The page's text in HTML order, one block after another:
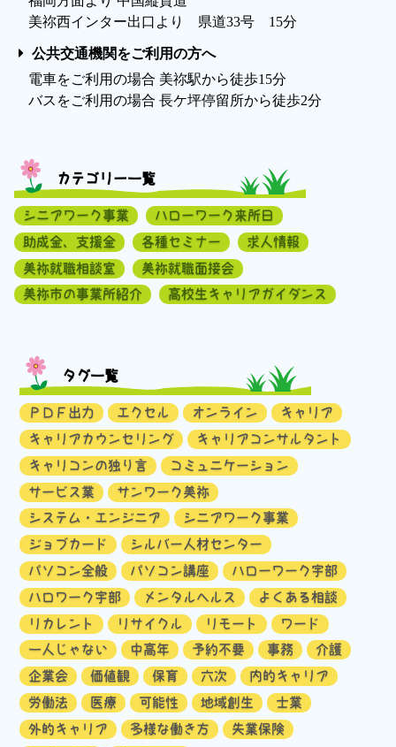
美祢西インター出口より 県道33号 15分
公共交通機関をご利用の方へ
電車をご利用の場合 美祢駅から徒歩15分
バスをご利用の場合 長ケ坪停留所から徒歩2分
カテゴリー一覧
シニアワーク事業
ハローワーク来所日
助成金、支援金
各種セミナー
求人情報
美祢就職相談室
美祢就職面接会
美祢市の事業所紹介
高校生キャリアガイダンス
タグ一覧
ＰＤＦ出力 エクセル オンライン
キャリア
キャリアカウンセリング
キャリアコンサルタント
キャリコンの独り言
コミュニケーション
サービス業
サンワーク美祢
システム・エンジニア
シニアワーク事業
ジョブカード
シルバー人材センター
パソコン全般
パソコン講座
ハローワーク宇部
ハロワーク宇部
メンタルヘルス
よくある相談
リカレント
リサイクル リモート
ワード
一人じゃない
中高年 予約不要 事務
介護
企業会
価値観 保育 六次
内的キャリア
労働法
医療 可能性 地域創生
士業
外的キャリア
多様な働き方
失業保険